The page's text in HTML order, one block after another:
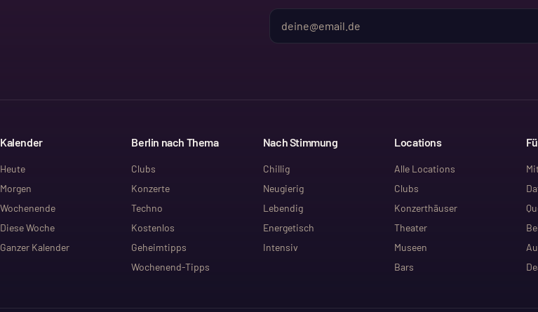
Kalender
Heute
Morgen
Wochenende
Diese Woche
Ganzer Kalender
Berlin nach Thema
Clubs
Konzerte
Techno
Kostenlos
Geheimtipps
Wochenend-Tipps
Nach Stimmung
Chillig
Neugierig
Lebendig
Energetisch
Intensiv
Locations
Alle Locations
Clubs
Konzerthäuser
Theater
Museen
Bars